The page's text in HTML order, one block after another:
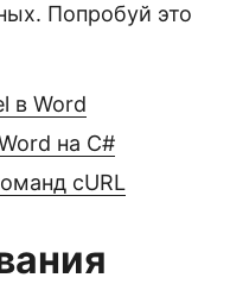
Попробуй это
в Word
на C#
cURL